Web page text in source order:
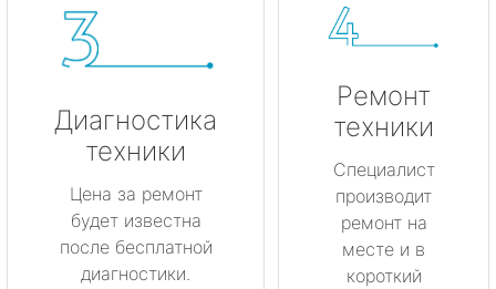
Диагностика
техники
Цена за ремонт
будет известна
после бесплатной
диагностики.
Ремонт
техники
Специалист
производит
ремонт на
месте и в
короткий